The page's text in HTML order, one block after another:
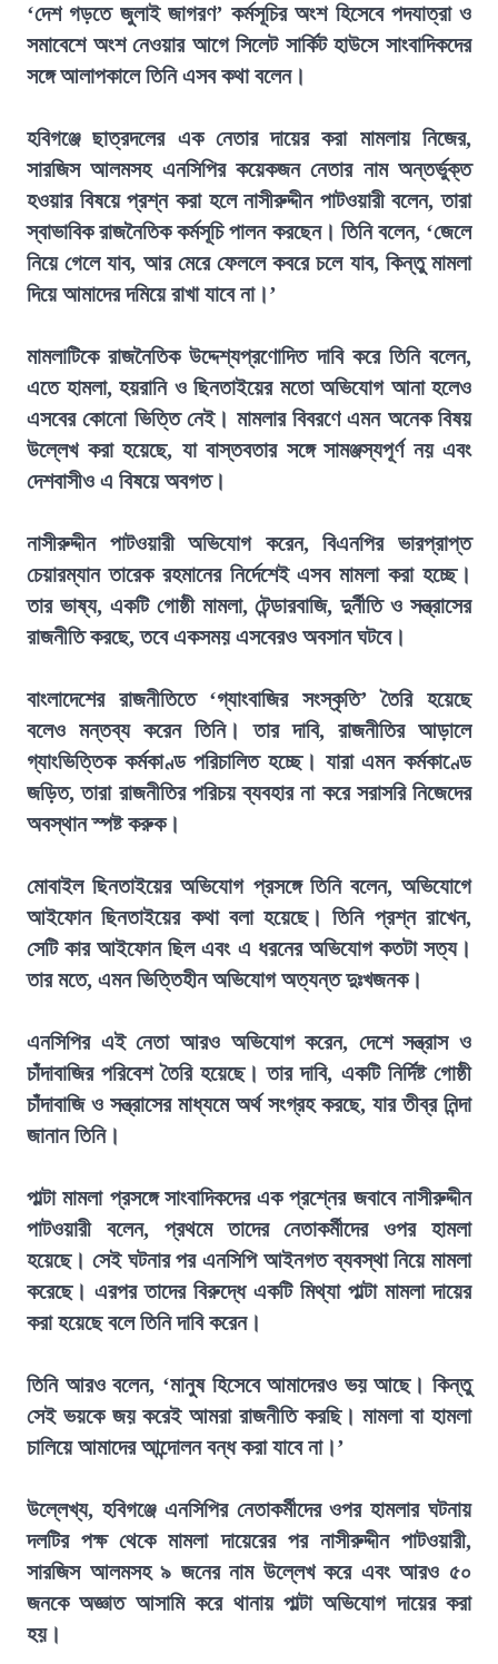
‘দেশ গড়তে জুলাই জাগরণ’ কর্মসূচির অংশ হিসেবে পদযাত্রা ও
সমাবেশে অংশ নেওয়ার আগে সিলেট সার্কিট হাউসে সাংবাদিকদের
সঙ্গে আলাপকালে তিনি এসব কথা বলেন।
হবিগঞ্জে ছাত্রদলের এক নেতার দায়ের করা মামলায় নিজের,
সারজিস আলমসহ এনসিপির কয়েকজন নেতার নাম অন্তর্ভুক্ত
হওয়ার বিষয়ে প্রশ্ন করা হলে নাসীরুদ্দীন পাটওয়ারী বলেন, তারা
স্বাভাবিক রাজনৈতিক কর্মসূচি পালন করছেন। তিনি বলেন, ‘জেলে
নিয়ে গেলে যাব, আর মেরে ফেললে কবরে চলে যাব, কিন্তু মামলা
দিয়ে আমাদের দমিয়ে রাখা যাবে না।’
মামলাটিকে রাজনৈতিক উদ্দেশ্যপ্রণোদিত দাবি করে তিনি বলেন,
এতে হামলা, হয়রানি ও ছিনতাইয়ের মতো অভিযোগ আনা হলেও
এসবের কোনো ভিত্তি নেই। মামলার বিবরণে এমন অনেক বিষয়
উল্লেখ করা হয়েছে, যা বাস্তবতার সঙ্গে সামঞ্জস্যপূর্ণ নয় এবং
দেশবাসীও এ বিষয়ে অবগত।
নাসীরুদ্দীন পাটওয়ারী অভিযোগ করেন, বিএনপির ভারপ্রাপ্ত
চেয়ারম্যান তারেক রহমানের নির্দেশেই এসব মামলা করা হচ্ছে।
তার ভাষ্য, একটি গোষ্ঠী মামলা, টেন্ডারবাজি, দুর্নীতি ও সন্ত্রাসের
রাজনীতি করছে, তবে একসময় এসবেরও অবসান ঘটবে।
বাংলাদেশের রাজনীতিতে ‘গ্যাংবাজির সংস্কৃতি’ তৈরি হয়েছে
বলেও মন্তব্য করেন তিনি। তার দাবি, রাজনীতির আড়ালে
গ্যাংভিত্তিক কর্মকাণ্ড পরিচালিত হচ্ছে। যারা এমন কর্মকাণ্ডে
জড়িত, তারা রাজনীতির পরিচয় ব্যবহার না করে সরাসরি নিজেদের
অবস্থান স্পষ্ট করুক।
মোবাইল ছিনতাইয়ের অভিযোগ প্রসঙ্গে তিনি বলেন, অভিযোগে
আইফোন ছিনতাইয়ের কথা বলা হয়েছে। তিনি প্রশ্ন রাখেন,
সেটি কার আইফোন ছিল এবং এ ধরনের অভিযোগ কতটা সত্য।
তার মতে, এমন ভিত্তিহীন অভিযোগ অত্যন্ত দুঃখজনক।
এনসিপির এই নেতা আরও অভিযোগ করেন, দেশে সন্ত্রাস ও
চাঁদাবাজির পরিবেশ তৈরি হয়েছে। তার দাবি, একটি নির্দিষ্ট গোষ্ঠী
চাঁদাবাজি ও সন্ত্রাসের মাধ্যমে অর্থ সংগ্রহ করছে, যার তীব্র নিন্দা
জানান তিনি।
পাল্টা মামলা প্রসঙ্গে সাংবাদিকদের এক প্রশ্নের জবাবে নাসীরুদ্দীন
পাটওয়ারী বলেন, প্রথমে তাদের নেতাকর্মীদের ওপর হামলা
হয়েছে। সেই ঘটনার পর এনসিপি আইনগত ব্যবস্থা নিয়ে মামলা
করেছে। এরপর তাদের বিরুদ্ধে একটি মিথ্যা পাল্টা মামলা দায়ের
করা হয়েছে বলে তিনি দাবি করেন।
তিনি আরও বলেন, ‘মানুষ হিসেবে আমাদেরও ভয় আছে। কিন্তু
সেই ভয়কে জয় করেই আমরা রাজনীতি করছি। মামলা বা হামলা
চালিয়ে আমাদের আন্দোলন বন্ধ করা যাবে না।’
উল্লেখ্য, হবিগঞ্জে এনসিপির নেতাকর্মীদের ওপর হামলার ঘটনায়
দলটির পক্ষ থেকে মামলা দায়েরের পর নাসীরুদ্দীন পাটওয়ারী,
সারজিস আলমসহ ৯ জনের নাম উল্লেখ করে এবং আরও ৫০
জনকে অজ্ঞাত আসামি করে থানায় পাল্টা অভিযোগ দায়ের করা
হয়।